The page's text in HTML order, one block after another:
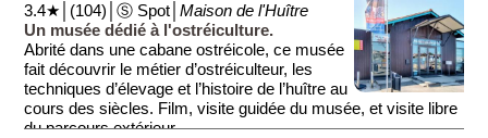
3.4★│(104)│Ⓢ Spot│Maison de l'Huître
Un musée dédié à l'ostréiculture.
Abrité dans une cabane ostréicole, ce musée
fait découvrir le métier d’ostréiculteur, les
techniques d’élevage et l’histoire de l’huître au
cours des siècles. Film, visite guidée du musée, et visite libre
du parcours extérieur.